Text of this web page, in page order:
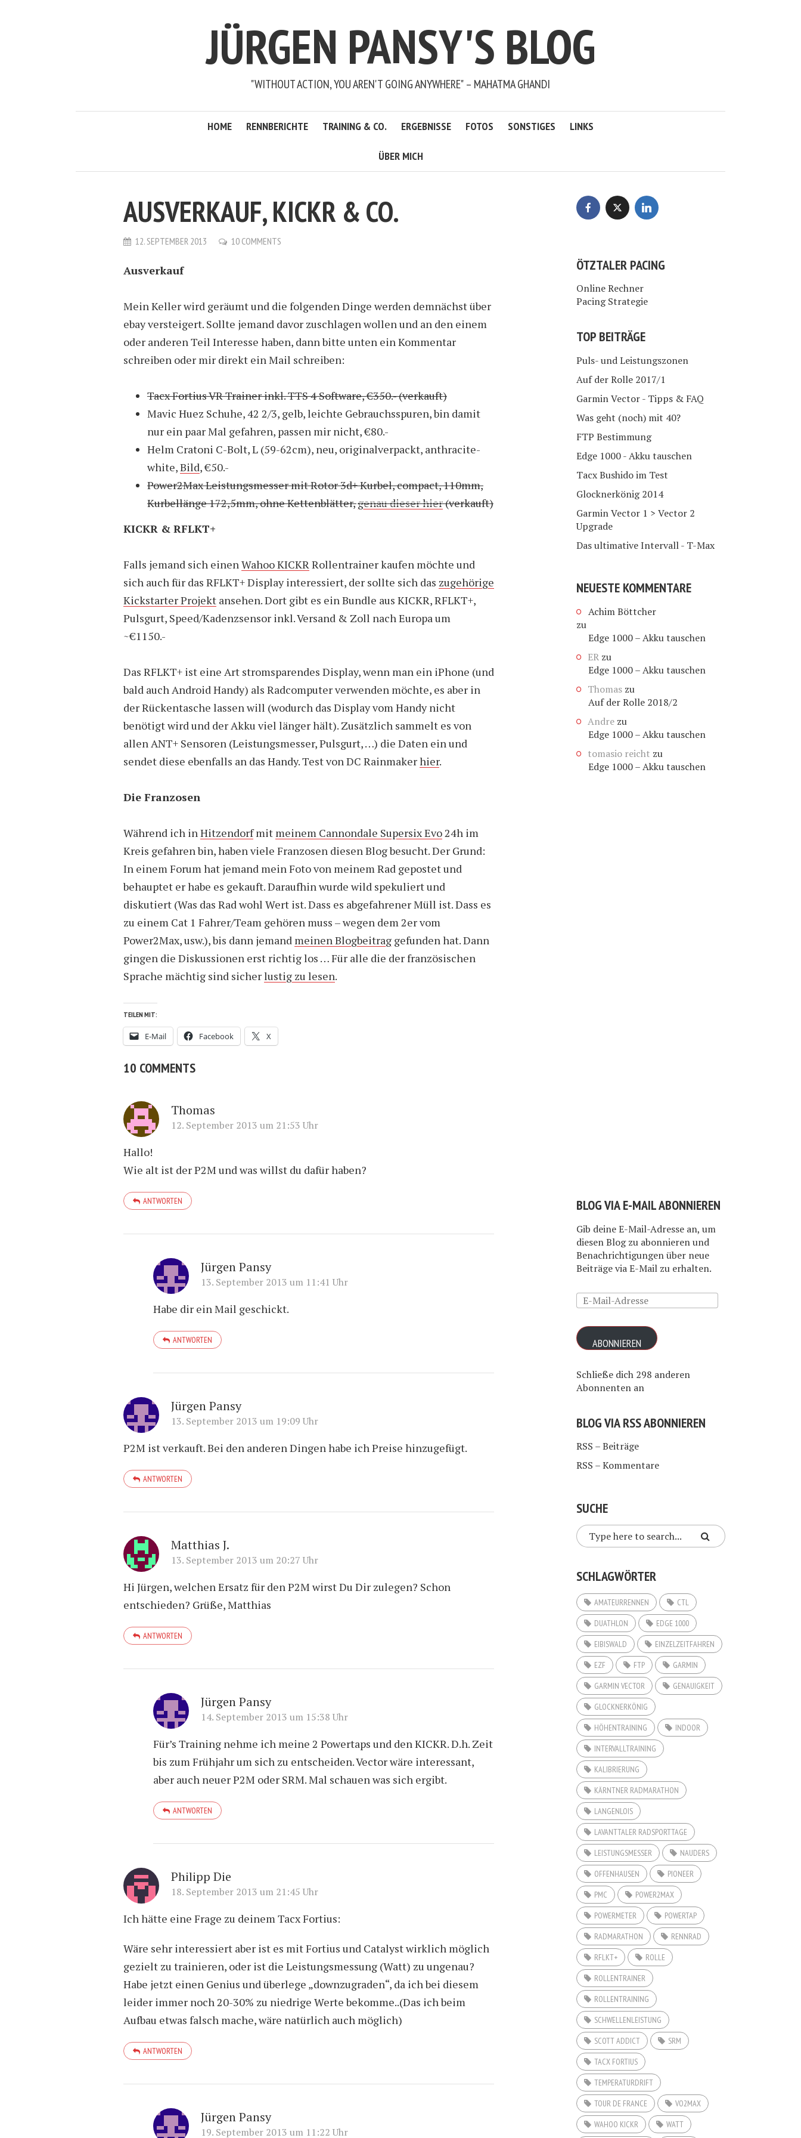
JÜRGEN PANSY'S BLOG
"WITHOUT ACTION, YOU AREN'T GOING ANYWHERE" – MAHATMA GHANDI
HOME RENNBERICHTE TRAINING & CO. ERGEBNISSE FOTOS SONSTIGES LINKS
ÜBER MICH
AUSVERKAUF, KICKR & CO.
12. SEPTEMBER 2013 10 COMMENTS
Ausverkauf
Mein Keller wird geräumt und die folgenden Dinge werden demnächst über
ebay versteigert. Sollte jemand davor zuschlagen wollen und an den einem
oder anderen Teil Interesse haben, dann bitte unten ein Kommentar
schreiben oder mir direkt ein Mail schreiben:
Tacx Fortius VR Trainer inkl. TTS 4 Software, €350.- (verkauft)
Mavic Huez Schuhe, 42 2/3, gelb, leichte Gebrauchsspuren, bin damit
nur ein paar Mal gefahren, passen mir nicht, €80.-
Helm Cratoni C-Bolt, L (59-62cm), neu, originalverpackt, anthracite-
white,Bild, €50.-
Power2Max Leistungsmesser mit Rotor 3d+ Kurbel, compact, 110mm,
Kurbellänge 172,5mm, ohne Kettenblätter,genau dieser hier(verkauft)
KICKR & RFLKT+
Falls jemand sich einen Wahoo KICKR Rollentrainer kaufen möchte und
sich auch für das RFLKT+ Display interessiert, der sollte sich das zugehörige
Kickstarter Projekt ansehen. Dort gibt es ein Bundle aus KICKR, RFLKT+,
Pulsgurt, Speed/Kadenzsensor inkl. Versand & Zoll nach Europa um
~€1150.-
Das RFLKT+ ist eine Art stromsparendes Display, wenn man ein iPhone (und
bald auch Android Handy) als Radcomputer verwenden möchte, es aber in
der Rückentasche lassen will (wodurch das Display vom Handy nicht
benötigt wird und der Akku viel länger hält). Zusätzlich sammelt es von
allen ANT+ Sensoren (Leistungsmesser, Pulsgurt, …) die Daten ein und
sendet diese ebenfalls an das Handy. Test von DC Rainmakerhier.
Die Franzosen
Während ich in Hitzendorfmit meinem Cannondale Supersix Evo 24h im
Kreis gefahren bin, haben viele Franzosen diesen Blog besucht. Der Grund:
In einem Forum hat jemand mein Foto von meinem Rad gepostet und
behauptet er habe es gekauft. Daraufhin wurde wild spekuliert und
diskutiert (Was das Rad wohl Wert ist. Dass es abgefahrener Müll ist. Dass es
zu einem Cat 1 Fahrer/Team gehören muss – wegen dem 2er vom
Power2Max, usw.), bis dann jemand meinen Blogbeitrag gefunden hat. Dann
gingen die Diskussionen erst richtig los … Für alle die der französischen
Sprache mächtig sind sicherlustig zu lesen.
TEILEN MIT:
E-Mail Facebook X
10 COMMENTS
Thomas
12. September 2013 um 21:53 Uhr
Hallo!
Wie alt ist der P2M und was willst du dafür haben?
ANTWORTEN
Jürgen Pansy
13. September 2013 um 11:41 Uhr
Habe dir ein Mail geschickt.
ANTWORTEN
Jürgen Pansy
13. September 2013 um 19:09 Uhr
P2M ist verkauft. Bei den anderen Dingen habe ich Preise hinzugefügt.
ANTWORTEN
Matthias J.
13. September 2013 um 20:27 Uhr
Hi Jürgen, welchen Ersatz für den P2M wirst Du Dir zulegen? Schon
entschieden? Grüße, Matthias
ANTWORTEN
Jürgen Pansy
14. September 2013 um 15:38 Uhr
Für’s Training nehme ich meine 2 Powertaps und den KICKR. D.h. Zeit
bis zum Frühjahr um sich zu entscheiden. Vector wäre interessant,
aber auch neuer P2M oder SRM. Mal schauen was sich ergibt.
ANTWORTEN
Philipp Die
18. September 2013 um 21:45 Uhr
Ich hätte eine Frage zu deinem Tacx Fortius:
Wäre sehr interessiert aber ist es mit Fortius und Catalyst wirklich möglich
gezielt zu trainieren, oder ist die Leistungsmessung (Watt) zu ungenau?
Habe jetzt einen Genius und überlege „downzugraden“, da ich bei diesem
leider immer noch 20-30% zu niedrige Werte bekomme..(Das ich beim
Aufbau etwas falsch mache, wäre natürlich auch möglich)
ANTWORTEN
Jürgen Pansy
19. September 2013 um 11:22 Uhr
ÖTZTALER PACING
Online Rechner
Pacing Strategie
TOP BEITRÄGE
Puls- und Leistungszonen
Auf der Rolle 2017/1
Garmin Vector - Tipps & FAQ
Was geht (noch) mit 40?
FTP Bestimmung
Edge 1000 - Akku tauschen
Tacx Bushido im Test
Glocknerkönig 2014
Garmin Vector 1 > Vector 2
Upgrade
Das ultimative Intervall - T-Max
NEUESTE KOMMENTARE
Achim Böttcher
zu
Edge 1000 – Akku tauschen
ER zu
Edge 1000 – Akku tauschen
Thomas zu
Auf der Rolle 2018/2
Andre zu
Edge 1000 – Akku tauschen
tomasio reicht zu
Edge 1000 – Akku tauschen
BLOG VIA E-MAIL ABONNIEREN
Gib deine E-Mail-Adresse an, um
diesen Blog zu abonnieren und
Benachrichtigungen über neue
Beiträge via E-Mail zu erhalten.
E-
Mail-
Adresse
ABONNIEREN
Schließe dich 298 anderen
Abonnenten an
BLOG VIA RSS ABONNIEREN
RSS – Beiträge
RSS – Kommentare
SUCHE
SCHLAGWÖRTER
AMATEURRENNEN
CTL
DUATHLON
EDGE 1000
EIBISWALD
EINZELZEITFAHREN
EZF
FTP
GARMIN
GARMIN VECTOR
GENAUIGKEIT
GLOCKNERKÖNIG
HÖHENTRAINING
INDOOR
INTERVALLTRAINING
KALIBRIERUNG
KÄRNTNER RADMARATHON
LANGENLOIS
LAVANTTALER RADSPORTTAGE
LEISTUNGSMESSER
NAUDERS
OFFENHAUSEN
PIONEER
PMC
POWER2MAX
POWERMETER
POWERTAP
RADMARATHON
RENNRAD
RFLKT+
ROLLE
ROLLENTRAINER
ROLLENTRAINING
SCHWELLENLEISTUNG
SCOTT ADDICT
SRM
TACX FORTIUS
TEMPERATURDRIFT
TOUR DE FRANCE
VO2MAX
WAHOO KICKR
WATT